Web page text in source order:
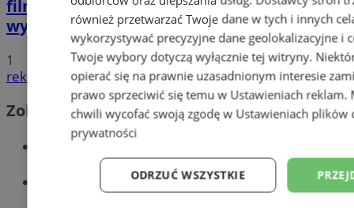
film
Potrącił seniorkę i uciekł z miejsca
wypadku. 20-latek trafił do aresztu
1
reklama
Zobacz również
Wiadomości kryminalne w Wodzisławiu
Wiadomości lokalne
również przetwarzać Twoje dane w tych i innych
wykorzystywać precyzyjne dane geolokalizacyjne i
Twoje wybory dotyczą wyłącznie tej witryny.
opierać się na prawnie uzasadnionym interesie
prawo sprzeciwić się temu w Ustawieniach reklam.
chwili wycofać swoją zgodę w Ustawieniach plików
prywatności
ODRZUĆ WSZYSTKIE